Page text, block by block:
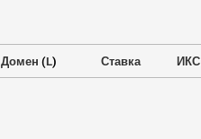
Домен (L) Ставка ИКС